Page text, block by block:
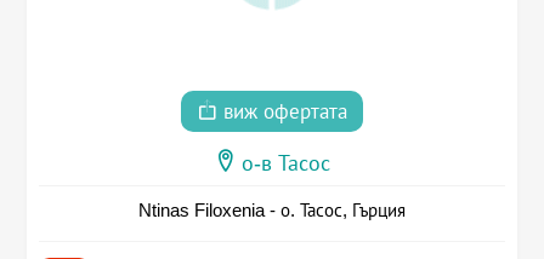
виж офертата
о-в Тасос
Ntinas Filoxenia - о. Тасос, Гърция